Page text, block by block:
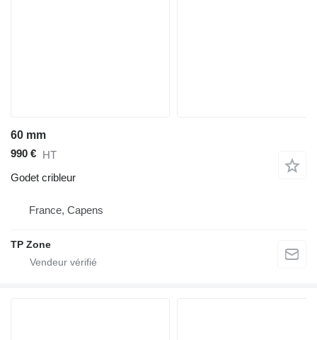
60 mm
990 € HT
Godet cribleur
France, Capens
TP Zone